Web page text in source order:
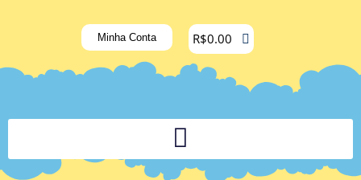
Minha Conta R$0.00